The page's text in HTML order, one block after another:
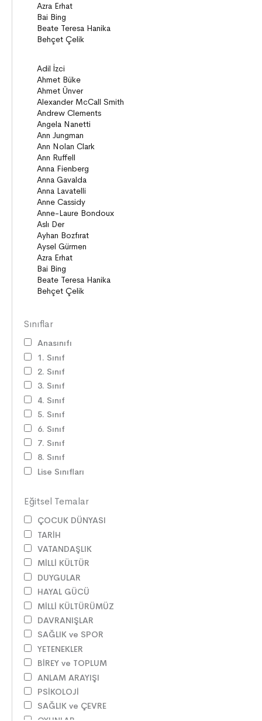
Diziler
Behiç Ak Yetişkin Kitapları
Öykü
Sınıflar
Anasınıfı
1. Sınıf
2. Sınıf
3. Sınıf
4. Sınıf
5. Sınıf
6. Sınıf
7. Sınıf
8. Sınıf
Lise Sınıfları
Eğitsel Temalar
ÇOCUK DÜNYASI
TARİH
VATANDAŞLIK
MİLLİ KÜLTÜR
DUYGULAR
HAYAL GÜCÜ
MİLLİ KÜLTÜRÜMÜZ
DAVRANIŞLAR
SAĞLIK ve SPOR
YETENEKLER
BİREY ve TOPLUM
ANLAM ARAYIŞI
PSİKOLOJİ
SAĞLIK ve ÇEVRE